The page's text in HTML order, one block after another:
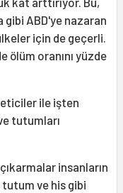
gibi ABD'ye nazaran
için de geçerli.
ölüm oranını yüzde
ile işten
tutumları
insanların
ve his gibi